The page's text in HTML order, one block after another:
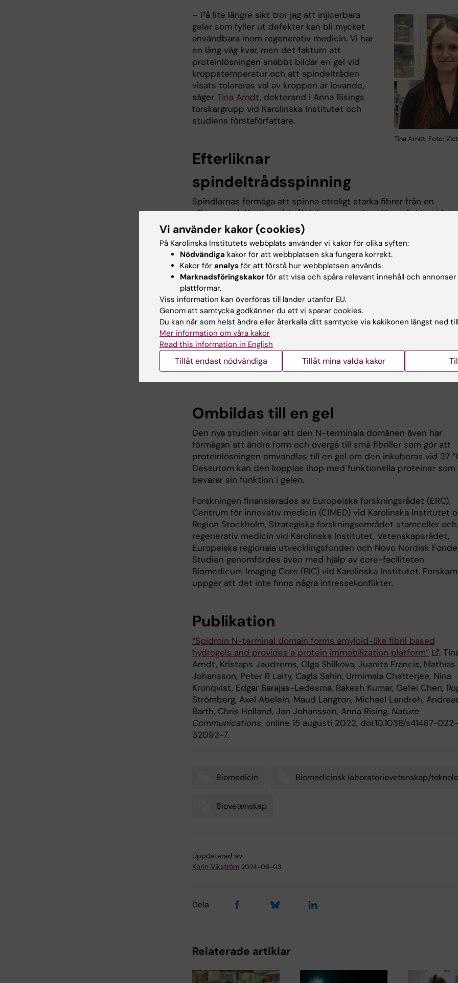
Tina Arndt. Foto:
– På lite längre sikt tror jag att injicerbara
geler som fyller ut defekter kan bli mycket
användbara inom regenerativ medicin. Vi har
en lång väg kvar, men det faktum att
proteinlösningen snabbt bildar en gel vid
kroppstemperatur och att spindeltråden
visats tolereras väl av kroppen är lovande,
säger Tina Arndt, doktorand i Anna Risings
forskargrupp vid Karolinska Institutet och
studiens förstaförfattare.
Efterliknar
spindeltrådsspinning
Spindlarnas förmåga att spinna otroligt starka fibrer från en
silkesproteinlösning på bråkdelar av en sekund har väckt ett
för de underliggande molekylära mekanismerna. Forskarna vid KI
SLU har särskilt intresserat sig för spindlarnas förmåga att hålla
proteiner lösliga så att de inte klumpar ihop sig inför
spindeltrådsspinningen. De har tidigare utvecklat en
framställning av värdefulla proteinersom efterliknar den process
som spindeln använder för att producera och lagra sina
silkesproteiner.
– Vi har tidigare visat att en specifik del av
som kallas den N-terminala domänen produceras i stora
och kan hålla andra protein lösliga, och det kan vi utnyttja för
medicinska tillämpningar. Vi har låtit bakterier producera den här
delen av proteinet och sedan kopplat den till funktionella
bland annat olika läkemedel och enzymer, säger Anna Rising.
Ombildas till en gel
Den nya studien visar att den N-terminala domänen även har
förmågan att ändra form och övergå till små fibriller som gör att
proteinlösningen omvandlas till en gel om den inkuberas vid 37
Dessutom kan den kopplas ihop med funktionella proteiner som
bevarar sin funktion i gelen.
Forskningen finansierades av Europeiska forskningsrådet (ERC),
Centrum för innovativ medicin (CIMED) vid Karolinska Institutet
Region Stockholm, Strategiska forskningsområdet stamceller och
regenerativ medicin vid Karolinska Institutet, Vetenskapsrådet,
Europeiska regionala utvecklingsfonden och Novo Nordisk
Studien genomfördes även med hjälp av core-faciliteten
Biomedicum Imaging Core (BIC) vid Karolinska Institutet.
uppger att det inte finns några intressekonflikter.
Publikation
“Spidroin N-terminal domain forms amyloid-like fibril based
hydrogels and provides a protein immobilization platform”
.
Arndt, Kristaps Jaudzems, Olga Shilkova, Juanita Francis, Mathias
Johansson, Peter R Laity, Cagla Sahin, Urmimala Chatterjee, Nina
Kronqvist, Edgar Barajas-Ledesma, Rakesh Kumar, Gefei Chen,
Strömberg, Axel Abelein, Maud Langton, Michael Landreh,
Barth, Chris Holland, Jan Johansson, Anna Rising. Nature
Communications, online 15 augusti 2022, doi:10.1038/s41467-022-
32093-7.
Biomedicin Biomedicinsk laboratorievetenskap/
Biovetenskap
Uppdaterad av:
Karin Vikström 2024-09-03
Dela
Relaterade artiklar
Vi använder kakor (cookies)
På Karolinska Institutets webbplats använder vi kakor för olika syften:
Nödvändiga kakor för att webbplatsen ska fungera korrekt.
Kakor för analys för att förstå hur webbplatsen används.
Marknadsföringskakor för att visa och spåra relevant innehåll och
plattformar.
Viss information kan överföras till länder utanför EU.
Genom att samtycka godkänner du att vi sparar cookies.
Du kan när som helst ändra eller återkalla ditt samtycke via kakikonen längst ned
Mer information om våra kakor
Read this information in English
Tillåt endast nödvändiga Tillåt mina valda kakor